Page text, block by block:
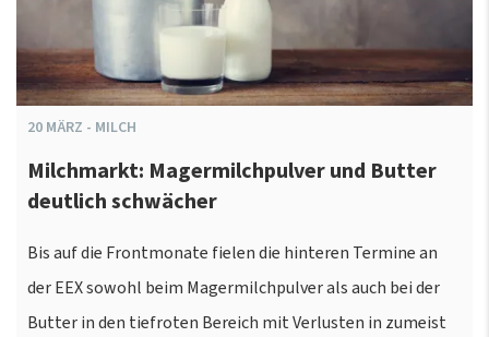
20 MÄRZ - MILCH
Milchmarkt: Magermilchpulver und Butter
deutlich schwächer
Bis auf die Frontmonate fielen die hinteren Termine an
der EEX sowohl beim Magermilchpulver als auch bei der
Butter in den tiefroten Bereich mit Verlusten in zumeist